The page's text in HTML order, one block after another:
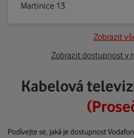
Martinice 13
Zobrazit
Zobrazit dostupnost v
Kabelová
Podívejte se, jaká je dostupnost